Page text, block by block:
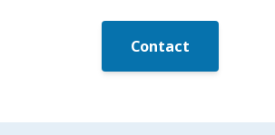
Contact